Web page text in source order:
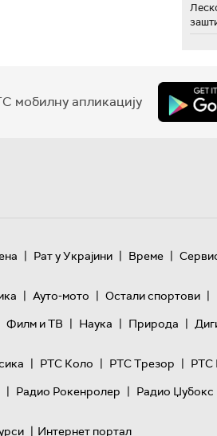
мобилну апликацију
| Рат у Украјини | Време |
| Ауто-мото | Остали спортови |
Филм и ТВ | Наука | Природа |
| РТС Коло | РТС Трезор | РТС
| Радио Рокенролер | Радио Џубокс
| Интернет портал